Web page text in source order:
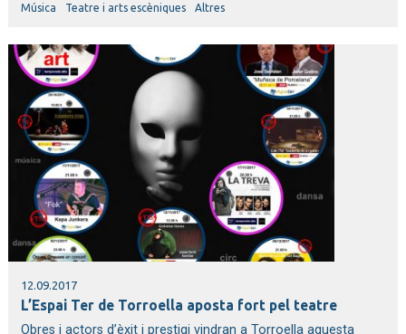
Música Teatre i arts escèniques Altres
12.09.2017
L’Espai Ter de Torroella aposta fort pel teatre
Obres i actors d’èxit i prestigi vindran a Torroella aquesta